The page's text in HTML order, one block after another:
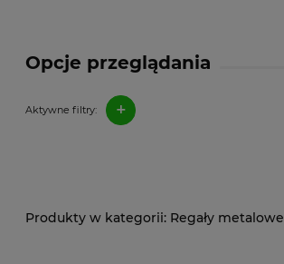
Opcje przeglądania
Aktywne filtry: +
Regały metalowe